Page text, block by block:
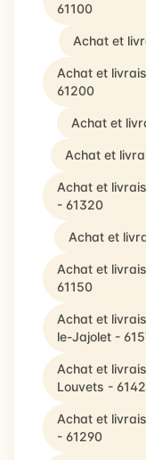
61100
Achat et
Achat et
61200
Achat et
Achat et
Achat et
- 61320
Achat et
Achat et
61150
Achat et
le-Jajolet -
Achat et
Louvets -
Achat et
- 61290